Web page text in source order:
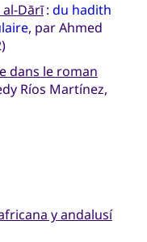
Dārī: du hadith
, par Ahmed
dans le roman
Ríos Martínez,
y andalusí